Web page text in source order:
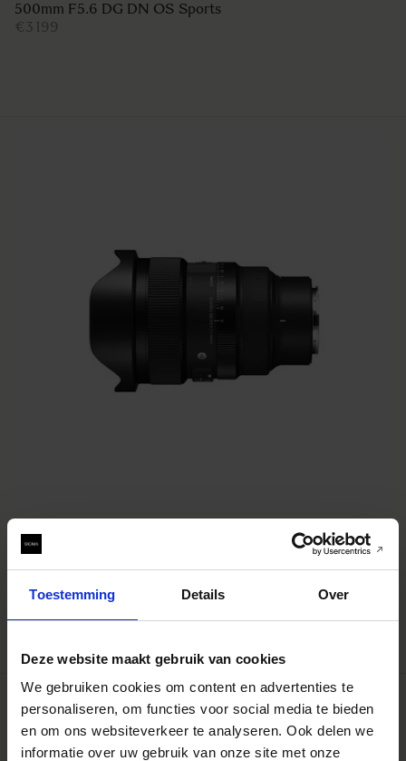
Toestemming Details Over
Deze website maakt gebruik van cookies
We gebruiken cookies om content en advertenties te
personaliseren, om functies voor social media te bieden
en om ons websiteverkeer te analyseren. Ook delen we
informatie over uw gebruik van onze site met onze
500mm F5.6 DG DN OS Sports
€3 199
ART
SIGMA 15mm F1.4 DG DN Diagonal Fisheye Art
€2 129